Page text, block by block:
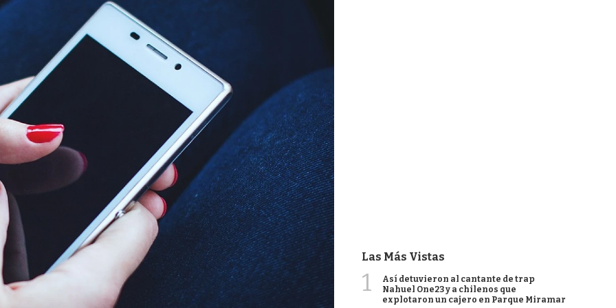
Las Más Vistas
1
Así detuvieron al cantante de trap
Nahuel One23 y a chilenos que
explotaron un cajero en Parque Miramar